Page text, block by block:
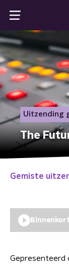
Uitzending
The
Gemiste
Gepresenteerd